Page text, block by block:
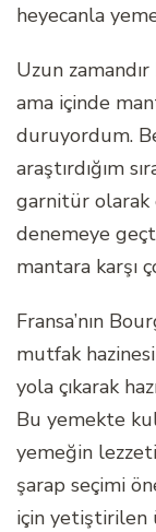
heyecanla
Uzun
ama içinde
duruyordum.
araştırdığım
garnitür olarak
denemeye
mantara karşı
Fransa’nın
mutfak
yola çıkarak
Bu yemekte
yemeğin
şarap seçimi
için yetiştirilen